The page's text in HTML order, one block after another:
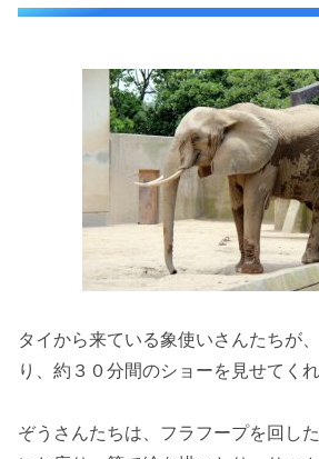
タイから来ている象使いさんたちが
り、約３０分間のショーを見せてくれ
ぞうさんたちは、フラフープを回し